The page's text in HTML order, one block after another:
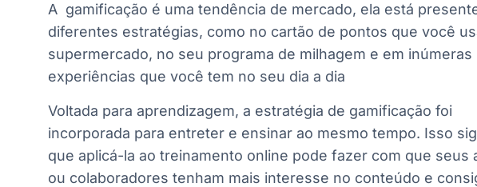
A gamificação é uma tendência de mercado, ela está
diferentes estratégias, como no cartão de pontos que você
supermercado, no seu programa de milhagem e em inúmeras
experiências que você tem no seu dia a dia
Voltada para aprendizagem, a estratégia de gamificação foi
incorporada para entreter e ensinar ao mesmo tempo. Isso
que aplicá-la ao treinamento online pode fazer com que seus
ou colaboradores tenham mais interesse no conteúdo e